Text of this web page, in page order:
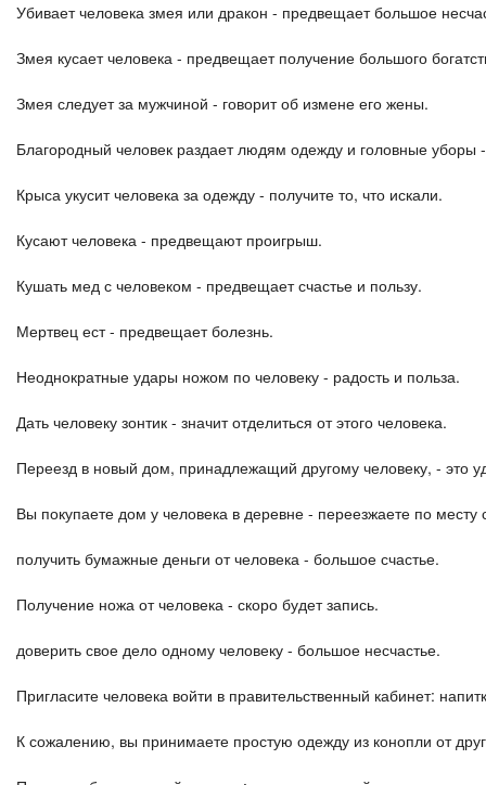
Убивает человека змея или дракон - предвещает большое
Змея кусает человека - предвещает получение большого
Змея следует за мужчиной - говорит об измене его жены.
Благородный человек раздает людям одежду и головные уборы
Крыса укусит человека за одежду - получите то, что искали.
Кусают человека - предвещают проигрыш.
Кушать мед с человеком - предвещает счастье и пользу.
Мертвец ест - предвещает болезнь.
Неоднократные удары ножом по человеку - радость и польза.
Дать человеку зонтик - значит отделиться от этого человека.
Переезд в новый дом, принадлежащий другому человеку, - это
Вы покупаете дом у человека в деревне - переезжаете по месту
получить бумажные деньги от человека - большое счастье.
Получение ножа от человека - скоро будет запись.
доверить свое дело одному человеку - большое несчастье.
Пригласите человека войти в правительственный кабинет:
К сожалению, вы принимаете простую одежду из конопли от